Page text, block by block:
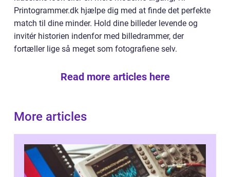
Printogrammer.dk hjælpe dig med at finde det perfekte
match til dine minder. Hold dine billeder levende og
invitér historien indenfor med billedrammer, der
fortæller lige så meget som fotografiene selv.
Read more articles here
More articles